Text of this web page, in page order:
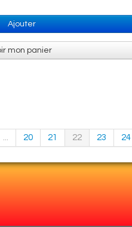
Ajouter
mon panier
... 20 21 22 23 24